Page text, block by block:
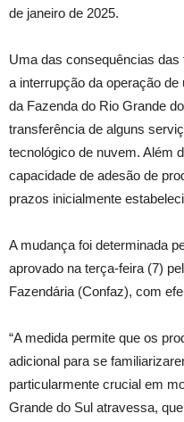
de janeiro de 2025.
Uma das consequências
a interrupção da operação
da Fazenda do Rio Grande
transferência de alguns
tecnológico de nuvem. Além
capacidade de adesão de
prazos inicialmente
A mudança foi determinada
aprovado na terça-feira (7)
Fazendária (Confaz), com
“A medida permite que os
adicional para se
particularmente crucial em
Grande do Sul atravessa,